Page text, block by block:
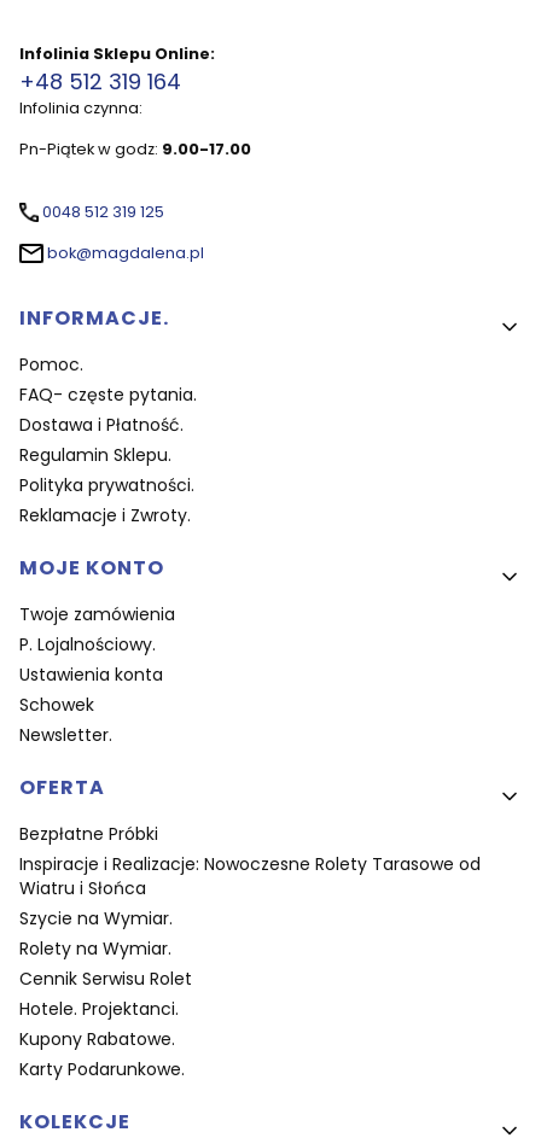
Infolinia Sklepu Online:
+48 512 319 164
Infolinia czynna:
Pn-Piątek w godz: 9.00-17.00
0048 512 319 125
bok@magdalena.pl
Linki w stopce
INFORMACJE.
Pomoc.
FAQ- częste pytania.
Dostawa i Płatność.
Regulamin Sklepu.
Polityka prywatności.
Reklamacje i Zwroty.
MOJE KONTO
Twoje zamówienia
P. Lojalnościowy.
Ustawienia konta
Schowek
Newsletter.
OFERTA
Bezpłatne Próbki
Inspiracje i Realizacje: Nowoczesne Rolety Tarasowe od
Wiatru i Słońca
Szycie na Wymiar.
Rolety na Wymiar.
Cennik Serwisu Rolet
Hotele. Projektanci.
Kupony Rabatowe.
Karty Podarunkowe.
KOLEKCJE